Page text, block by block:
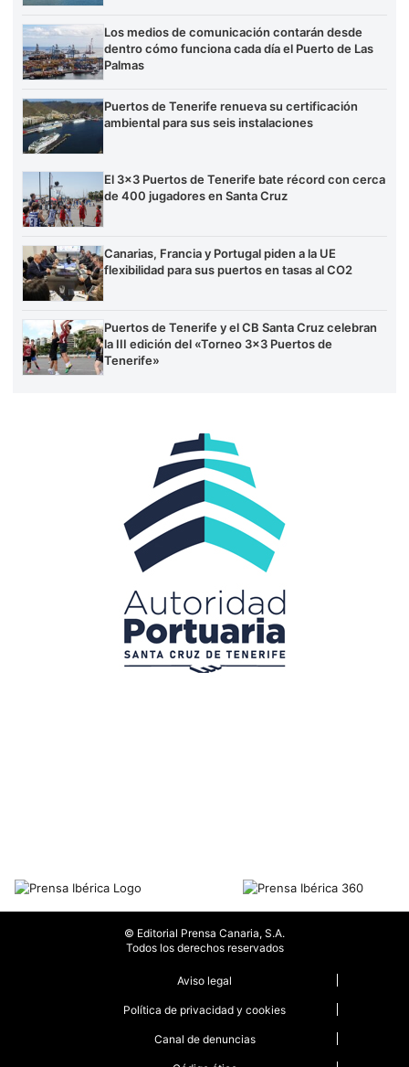
Los medios de comunicación contarán desde
dentro cómo funciona cada día el Puerto de Las
Palmas
Puertos de Tenerife renueva su certificación
ambiental para sus seis instalaciones
El 3×3 Puertos de Tenerife bate récord con cerca
de 400 jugadores en Santa Cruz
Canarias, Francia y Portugal piden a la UE
flexibilidad para sus puertos en tasas al CO2
Puertos de Tenerife y el CB Santa Cruz celebran
la III edición del «Torneo 3×3 Puertos de
Tenerife»
© Editorial Prensa Canaria, S.A.
Todos los derechos reservados
Aviso legal
Política de privacidad y cookies
Canal de denuncias